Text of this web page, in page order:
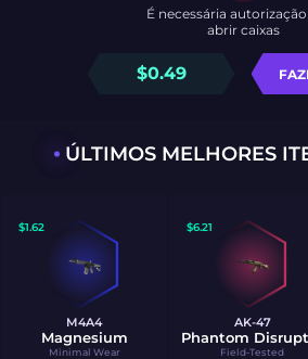
$0.49
É necessária
abrir caixas
ÚLTIMOS MELHORES
$1.62
M4A4
Magnesium
Minimal Wear
$6.21
AK-47
Phantom
Field-Tested